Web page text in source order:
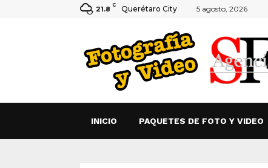
21.8 C Querétaro City 5 agosto, 2026
INICIO PAQUETES DE FOTO Y VIDEO